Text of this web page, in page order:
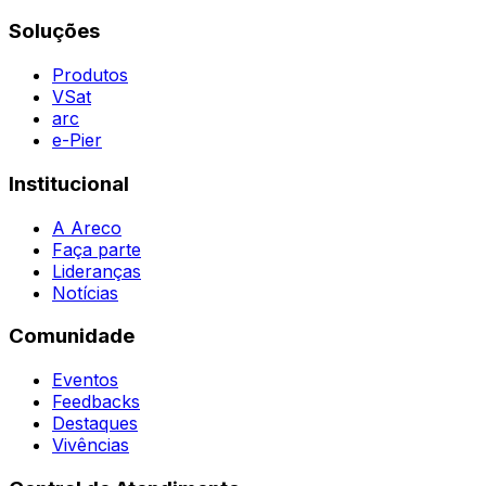
Vivências
Todas as Regiões
Agent
Soluções
Produtos
VSat
arc
e-Pier
Institucional
A Areco
Faça parte
Lideranças
Notícias
Comunidade
Eventos
Feedbacks
Destaques
Vivências